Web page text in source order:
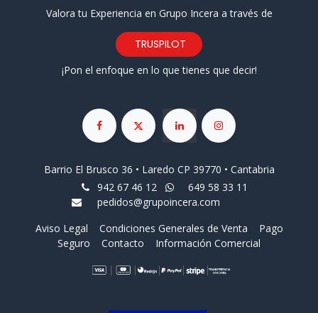
Valora tu Experiencia en Grupo Incera a través de
TRUSPILOT
¡Pon el enfoque en lo que tienes que decir!
Barrio El Brusco 36 • Laredo CP 39770 • Cantabria
942 67 46 12
649 58 33 11
pedidos@grupoincera.com
Aviso Legal
Condiciones Generales de Venta
Pago
Seguro
Contacto Información Comercial